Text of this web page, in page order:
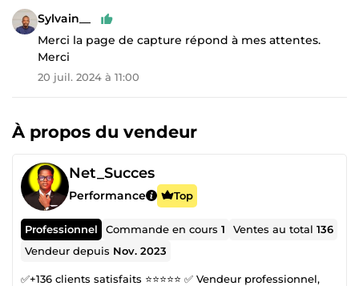
Sylvain__
Merci la page de capture répond à mes attentes.
Merci
20 juil. 2024 à 11:00
À propos du vendeur
Net_Succes
Performance Top
Professionnel Commande en cours1 Ventes au total136
Vendeur depuis Nov. 2023
✅+136 clients satisfaits ⭐⭐⭐⭐⭐ ✅ Vendeur professionnel,